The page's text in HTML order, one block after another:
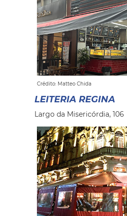
Crédito: Matteo Chida
LEITERIA REGINA
Largo da Misericórdia, 106